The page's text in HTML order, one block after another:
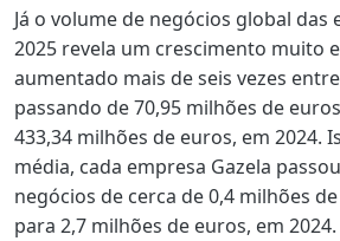
Já o volume de negócios global das
2025 revela um crescimento muito
aumentado mais de seis vezes
passando de 70,95 milhões de
433,34 milhões de euros, em 2024.
média, cada empresa Gazela
negócios de cerca de 0,4 milhões
para 2,7 milhões de euros, em 2024.